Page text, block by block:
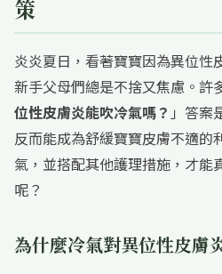
策
炎炎夏日，看著寶寶因為異位性
新手父母們總是不捨又焦慮。許
位性皮膚炎能吹冷氣嗎？ 」答案
反而能成為舒緩寶寶皮膚不適的
氣，並搭配其他護理措施，才能
呢？
為什麼冷氣對異位性皮膚